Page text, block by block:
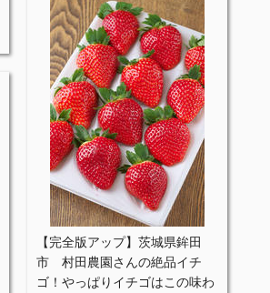
【完全版アップ】茨城県鉾田
市 村田農園さんの絶品イチ
ゴ！やっぱりイチゴはこの味わ